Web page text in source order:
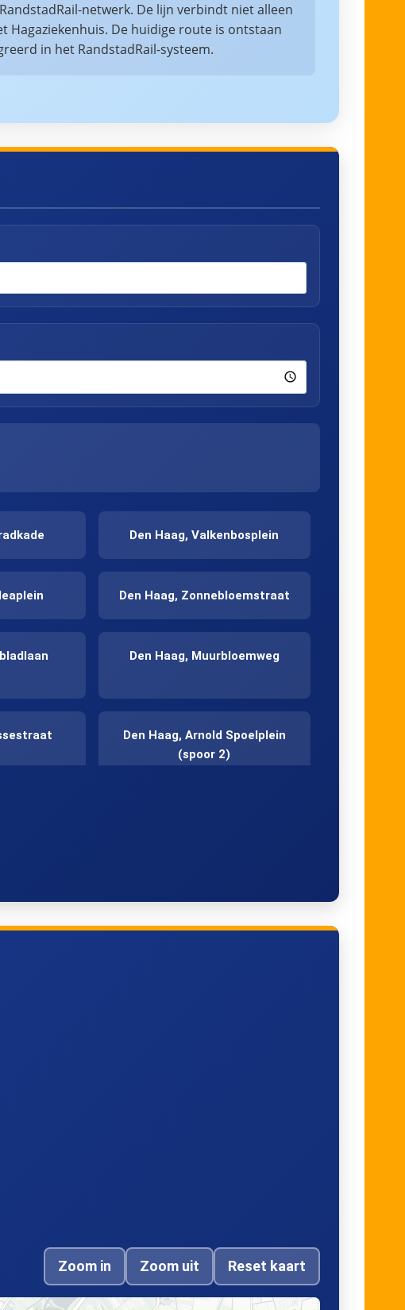
netwerk. De lijn verbindt niet alleen
Hagaziekenhuis. De huidige route is ontstaan
in het RandstadRail-systeem.
Den Haag, Valkenbosplein
Den Haag, Zonnebloemstraat
Den Haag, Muurbloemweg
Den Haag, Arnold Spoelplein
(spoor 2)
Hoog
Zoetermeer, Centrum-West
(spoor 4)
Zoom in Zoom uit Reset kaart